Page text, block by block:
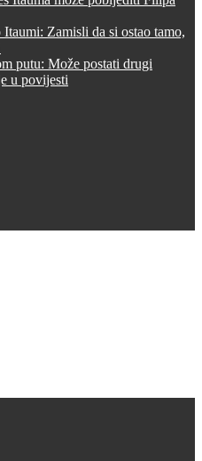
Zamisli da si ostao tamo,
putu: Može postati drugi
u povijesti